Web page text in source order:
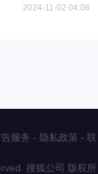
2024-11-02 04:08
告服务 - 隐私政策 - 联
搜狐公司 版权所